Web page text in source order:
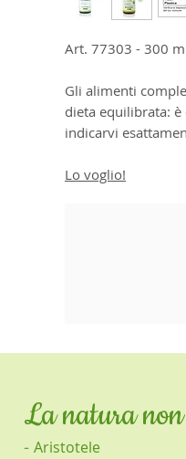
Art. 77303 - 300
Gli alimenti
dieta equilibrata: è
indicarvi
Lo voglio!
La natura
- Aristotele